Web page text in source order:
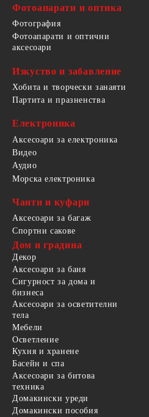
Фотоапарати и оптика
Фотография
Фотоапарати и оптични
аксесоари
Изкуство и забавление
Хобита и творчески занаяти
Партита и празненства
Електроника
Аксесоари за електроника
Видео
Аудио
Морска електроника
Чанти и куфари
Аксесоари за багаж
Спортни сакове
Дом и градина
Декор
Аксесоари за баня
Сигурност за дома и
бизнеса
Аксесоари за осветителни
тела
Мебели
Осветление
Кухня и хранене
Басейн и спа
Аксесоари за битова
техника
Домакински уреди
Домакински пособия